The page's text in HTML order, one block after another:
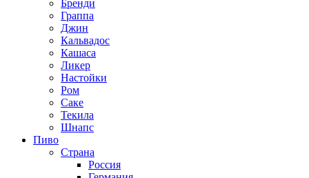
Бренди
Граппа
Джин
Кальвадос
Кашаса
Ликер
Настойки
Ром
Саке
Текила
Шнапс
Пиво
Страна
Россия